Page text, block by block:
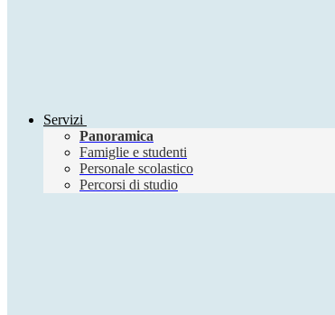
Servizi
Panoramica
Famiglie e studenti
Personale scolastico
Percorsi di studio